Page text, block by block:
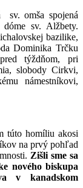
omša spojená
sv. Alžbety.
bazilike,
Dominika Trčku
týždňom, pri
slobody Cirkvi,
námestníkovi,
túto homíliu akosi
na prvý pohľad
Zišli sme sa
nového biskupa
v kanadskom